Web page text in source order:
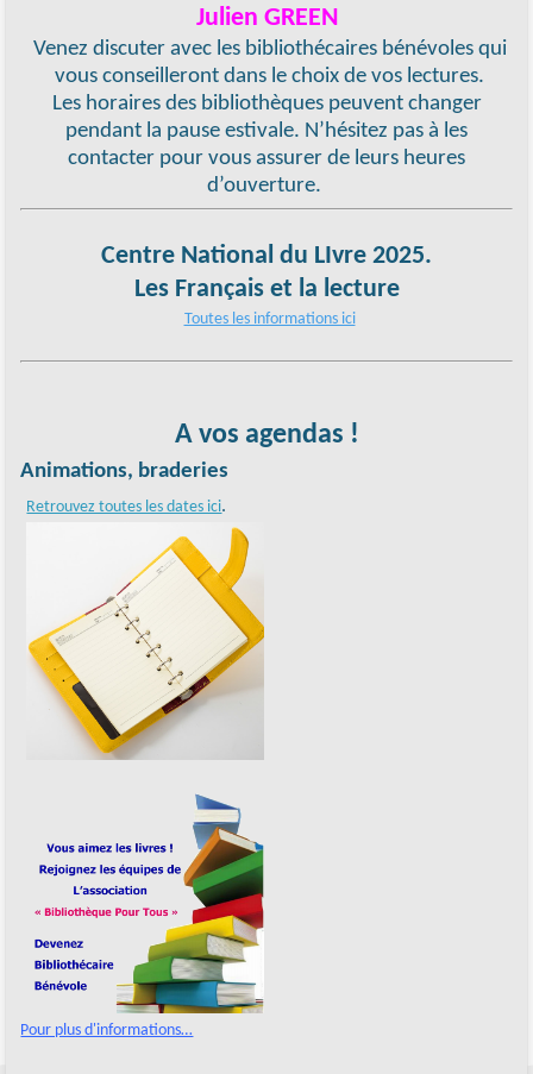
Julien GREEN
Venez discuter avec les bibliothécaires bénévoles qui
vous conseilleront dans le choix de vos lectures.
Les horaires des bibliothèques peuvent changer
pendant la pause estivale. N’hésitez pas à les
contacter pour vous assurer de leurs heures
d’ouverture.
Centre National du LIvre 2025.
Les Français et la lecture
Toutes les informations ici
A vos agendas !
Animations, braderies
Retrouvez toutes les dates ici.
Pour plus d'informations…